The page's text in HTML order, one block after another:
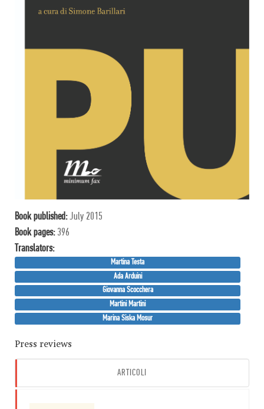
Book published:July 2015
Book pages: 396
Translators:
Martina Testa
Ada Arduini
Giovanna Scocchera
Martini Martini
Marina Siska Mosur
Press reviews
ARTICOLI